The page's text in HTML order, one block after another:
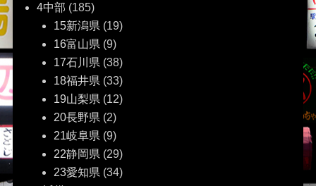
4中部 (185)
15新潟県 (19)
16富山県 (9)
17石川県 (38)
18福井県 (33)
19山梨県 (12)
20長野県 (2)
21岐阜県 (9)
22静岡県 (29)
23愛知県 (34)